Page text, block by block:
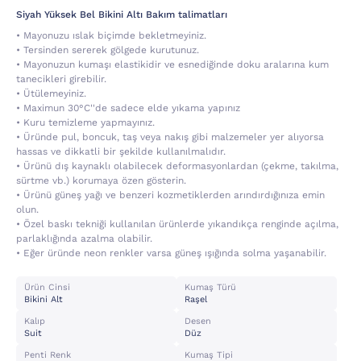
Siyah Yüksek Bel Bikini Altı Bakım talimatları
• Mayonuzu ıslak biçimde bekletmeyiniz.
• Tersinden sererek gölgede kurutunuz.
• Mayonuzun kumaşı elastikidir ve esnediğinde doku aralarına kum
tanecikleri girebilir.
• Ütülemeyiniz.
• Maximun 30°C''de sadece elde yıkama yapınız
• Kuru temizleme yapmayınız.
• Üründe pul, boncuk, taş veya nakış gibi malzemeler yer alıyorsa
hassas ve dikkatli bir şekilde kullanılmalıdır.
• Ürünü dış kaynaklı olabilecek deformasyonlardan (çekme, takılma,
sürtme vb.) korumaya özen gösterin.
• Ürünü güneş yağı ve benzeri kozmetiklerden arındırdığınıza emin
olun.
• Özel baskı tekniği kullanılan ürünlerde yıkandıkça renginde açılma,
parlaklığında azalma olabilir.
• Eğer üründe neon renkler varsa güneş ışığında solma yaşanabilir.
Ürün Cinsi
Bikini Alt
Kumaş Türü
Raşel
Kalıp
Suit
Desen
Düz
Penti Renk
Kumaş Tipi